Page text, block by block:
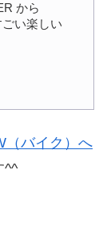
から
い楽しい
^^